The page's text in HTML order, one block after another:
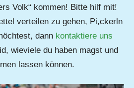
Volk“ kommen! Bitte hilf mit!
verteilen zu gehen, Pi,ckerln
dann kontaktiere uns
wieviele du haben magst und
lassen können.